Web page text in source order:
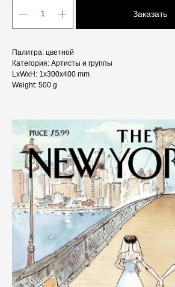
Заказать
Палитра: цветной
Категория: Артисты и группы
LxWxH: 1x300x400 mm
Weight: 500 g